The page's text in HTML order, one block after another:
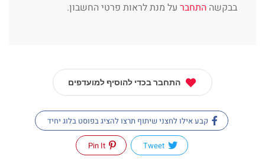
בבקשה התחבר על מנת לראות פרטי החשבון.
התחבר בכדי להוסיף למועדפים
קבע אילו לחצני שיתוף תרצו להציג בפוסט בלוג יחיד
Tweet
Pin It